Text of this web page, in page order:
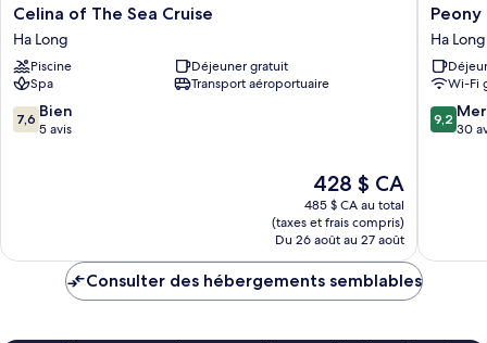
Celina
of
The
Sea
Cruise
Ha
Long
Celina of The Sea Cruise
Ha Long
Piscine
Déjeuner gratuit
Spa
Transport aéroportuaire
7.6
sur
7,6 Bien
5 avis
Le
prix
est
de
428 $ CA
428 $ CA
485 $ CA au total
(taxes et frais compris)
Du 26 août au 27 août
Peony
Cruises
Ha
Long
Peony
Ha Long
Wi-Fi
9.2
sur
9,2
30
Consulter des hébergements semblables